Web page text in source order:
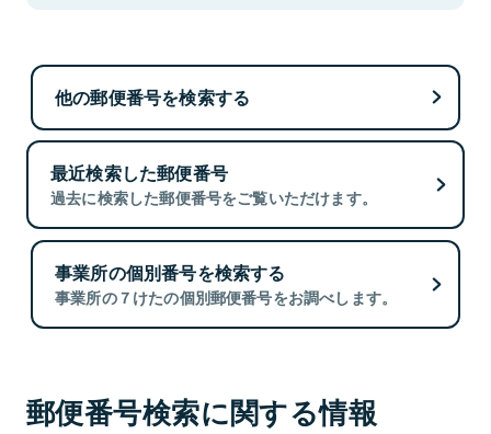
他の郵便番号を検索する
最近検索した郵便番号
過去に検索した郵便番号をご覧いただけます。
事業所の個別番号を検索する
事業所の７けたの個別郵便番号をお調べします。
郵便番号検索に関する情報